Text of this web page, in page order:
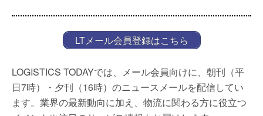
LTメール会員登録はこちら
LOGISTICS TODAYでは、メール会員向けに、朝刊（平
日7時）・夕刊（16時）のニュースメールを配信してい
ます。業界の最新動向に加え、物流に関わる方に役立つ